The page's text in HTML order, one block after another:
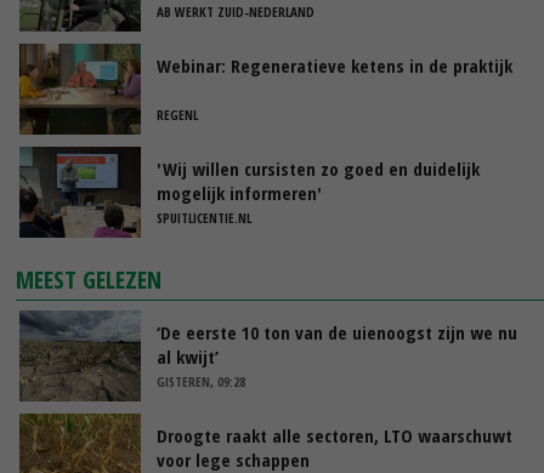
AB WERKT ZUID-NEDERLAND
Webinar: Regeneratieve ketens in de praktijk
REGENL
'Wij willen cursisten zo goed en duidelijk
mogelijk informeren'
SPUITLICENTIE.NL
MEEST GELEZEN
‘De eerste 10 ton van de uienoogst zijn we nu
al kwijt’
GISTEREN, 09:28
Droogte raakt alle sectoren, LTO waarschuwt
voor lege schappen